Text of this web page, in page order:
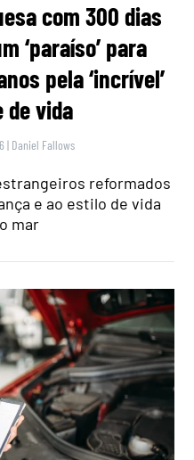
com 300 dias
‘paraíso’ para
pela ‘incrível’
de vida
| Daniel Fallows
reformados
e ao estilo de vida
mar